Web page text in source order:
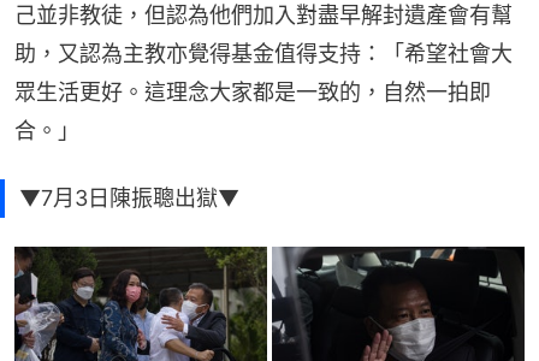
己並非教徒，但認為他們加入對盡早解封遺產會有幫
助，又認為主教亦覺得基金值得支持：「希望社會大
眾生活更好。這理念大家都是一致的，自然一拍即
合。」
▼7月3日陳振聰出獄▼